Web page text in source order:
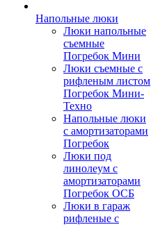
Напольные люки
Люки напольные
съемные
Погребок Мини
Люки съемные с
рифленым листом
Погребок Мини-
Техно
Напольные люки
с амортизаторами
Погребок
Люки под
линолеум с
амортизаторами
Погребок ОСБ
Люки в гараж
рифленые с